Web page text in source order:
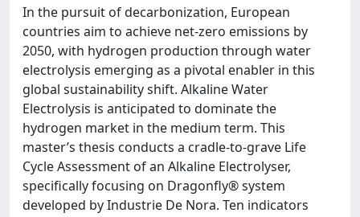
In the pursuit of decarbonization, European
countries aim to achieve net-zero emissions by
2050, with hydrogen production through water
electrolysis emerging as a pivotal enabler in this
global sustainability shift. Alkaline Water
Electrolysis is anticipated to dominate the
hydrogen market in the medium term. This
master’s thesis conducts a cradle-to-grave Life
Cycle Assessment of an Alkaline Electrolyser,
specifically focusing on Dragonfly® system
developed by Industrie De Nora. Ten indicators